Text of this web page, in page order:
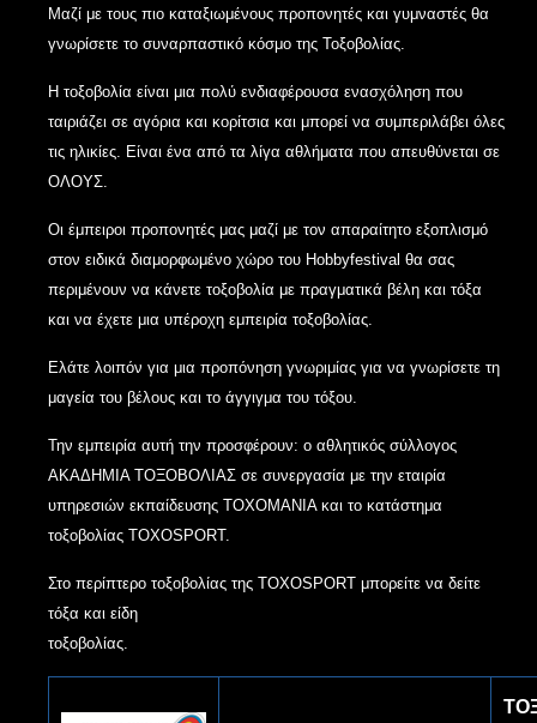
Μαζί με τους πιο καταξιωμένους προπονητές και γυμναστές θα
γνωρίσετε το συναρπαστικό κόσμο της Τοξοβολίας.
Η τοξοβολία είναι μια πολύ ενδιαφέρουσα ενασχόληση που
ταιριάζει σε αγόρια και κορίτσια και μπορεί να συμπεριλάβει όλες
τις ηλικίες. Είναι ένα από τα λίγα αθλήματα που απευθύνεται σε
ΟΛΟΥΣ.
Οι έμπειροι προπονητές μας μαζί με τον απαραίτητο εξοπλισμό
στον ειδικά διαμορφωμένο χώρο του Hobbyfestival θα σας
περιμένουν να κάνετε τοξοβολία με πραγματικά βέλη και τόξα
και να έχετε μια υπέροχη εμπειρία τοξοβολίας.
Ελάτε λοιπόν για μια προπόνηση γνωριμίας για να γνωρίσετε τη
μαγεία του βέλους και το άγγιγμα του τόξου.
Την εμπειρία αυτή την προσφέρουν: ο αθλητικός σύλλογος
ΑΚΑΔΗΜΙΑ ΤΟΞΟΒΟΛΙΑΣ σε συνεργασία με την εταιρία
υπηρεσιών εκπαίδευσης TOXOMANIA και το κατάστημα
τοξοβολίας TOXOSPORT.
Στο περίπτερο τοξοβολίας της TOXOSPORT μπορείτε να δείτε
τόξα και είδη